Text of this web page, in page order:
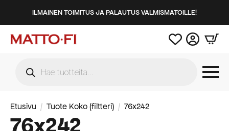
ILMAINEN TOIMITUS JA PALAUTUS VALMISMATOILLE!
search
Etusivu Tuote Koko (filtteri) 76x242